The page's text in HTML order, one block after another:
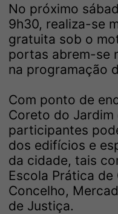
No próximo
9h30, realiza-se
gratuita sob o
portas abrem-se
na programação
Com ponto de
Coreto do Jardim
participantes
dos edifícios e
da cidade, tais
Escola Prática
Concelho,
de Justiça.